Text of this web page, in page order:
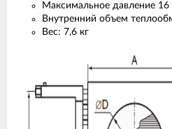
Максимальное давление
Внутренний объем
Вес: 7,6 кг